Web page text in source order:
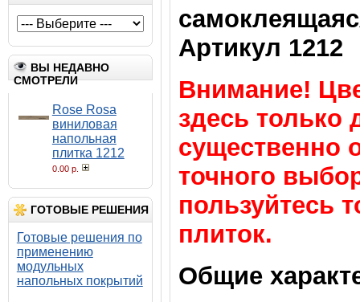
ВЫ НЕДАВНО
СМОТРЕЛИ
Rose Rosa
виниловая
напольная
плитка 1212
0.00 р.
ГОТОВЫЕ РЕШЕНИЯ
Готовые решения по
применению
модульных
напольных покрытий
Артикул 1212
Внимание!
здесь только
существенно
точного
пользуйтесь
плиток.
Общие